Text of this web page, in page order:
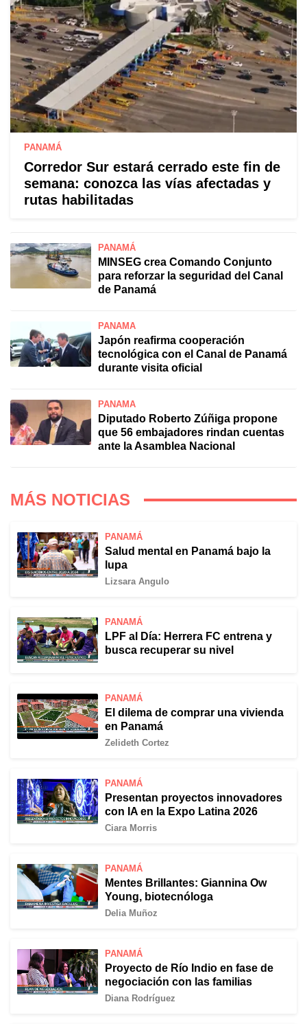
PANAMÁ
Corredor Sur estará cerrado este fin de
semana: conozca las vías afectadas y
rutas habilitadas
PANAMÁ
MINSEG crea Comando Conjunto
para reforzar la seguridad del Canal
de Panamá
PANAMÁ
Japón reafirma cooperación
tecnológica con el Canal de Panamá
durante visita oficial
PANAMÁ
Diputado Roberto Zúñiga propone
que 56 embajadores rindan cuentas
ante la Asamblea Nacional
MÁS NOTICIAS
PANAMÁ
Salud mental en Panamá bajo la
lupa
Lizsara Angulo
PANAMÁ
LPF al Día: Herrera FC entrena y
busca recuperar su nivel
PANAMÁ
El dilema de comprar una vivienda
en Panamá
Zelideth Cortez
PANAMÁ
Presentan proyectos innovadores
con IA en la Expo Latina 2026
Ciara Morris
PANAMÁ
Mentes Brillantes: Giannina Ow
Young, biotecnóloga
Delia Muñoz
PANAMÁ
Proyecto de Río Indio en fase de
negociación con las familias
Diana Rodríguez